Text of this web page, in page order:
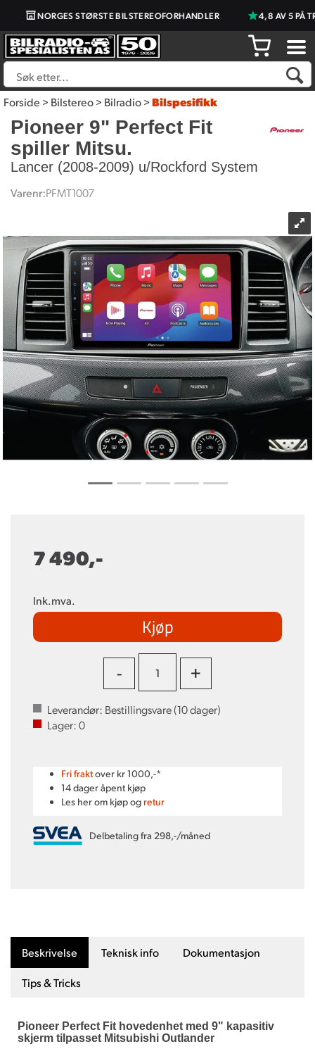
NORGES STØRSTE BILSTEREOFORHANDLER 4,8 AV 5 PÅ
Forside>Bilstereo>Bilradio>Bilspesifikk
Pioneer 9" Perfect Fit
spiller Mitsu.
Lancer (2008-2009) u/Rockford System
Varenr:PFMT1007
7 490,-
Ink.mva.
Kjøp
- +
Leverandør: Bestillingsvare (10dager)
Lager:0
Fri fraktover kr 1000,-*
14 dager åpent kjøp
Les her om kjøp og retur
Delbetaling fra 298,-/måned
Beskrivelse Teknisk info Dokumentasjon
Tips & Tricks
Pioneer Perfect Fit hovedenhet med 9" kapasitiv
skjerm tilpasset Mitsubishi Outlander